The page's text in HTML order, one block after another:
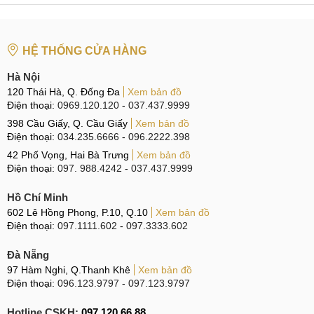
phía trước là 2 ống kính 8MP, phía sau là 13MP và 5MP.
phía sau và 8MP phía trước.
Thông số kỹ thuật của Lenovo Pad Pro 2022
Dung lượng pin trên Lenovo Xiaoxin Pad Pro 2021 là
8600mAh sạc nhanh 20W. Tuy Lenovo Pad Pro 2022 có
dung lượng pin 8200mAh nhưng sạc nhanh 30W cho
bản Kompanio 1300T và 68W cho bản Snapdragon 870.
Thông số kỹ thuật của Xiaoxin Pad Pro 2021
điểm, mà với chiếc tablet màn hình lớn như Lenovo Pad Pro
2022 thì cầm lên để chụp ảnh là không khả thi, vì thế hãng
HỆ THỐNG CỬA HÀNG
Hà Nội
120 Thái Hà, Q. Đống Đa
Xem bản đồ
Điện thoại: 0969.120.120 - 037.437.9999
398 Cầu Giấy, Q. Cầu Giấy
Xem bản đồ
Điện thoại: 034.235.6666 - 096.2222.398
42 Phố Vọng, Hai Bà Trưng
Xem bản đồ
Điện thoại: 097. 988.4242 - 037.437.9999
Hồ Chí Minh
602 Lê Hồng Phong, P.10, Q.10
Xem bản đồ
Điện thoại: 097.1111.602 - 097.3333.602
Đà Nẵng
97 Hàm Nghi, Q.Thanh Khê
Xem bản đồ
Điện thoại: 096.123.9797 - 097.123.9797